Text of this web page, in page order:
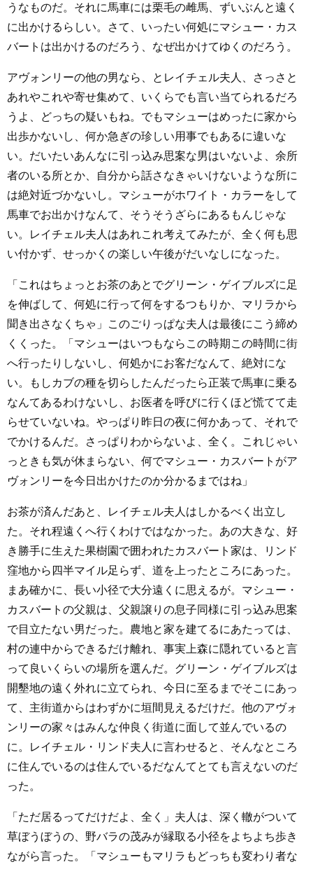
うなものだ。それに馬車には栗毛の雌馬、ずいぶんと遠く
に出かけるらしい。さて、いったい何処にマシュー・カス
バートは出かけるのだろう、なぜ出かけてゆくのだろう。
アヴォンリーの他の男なら、とレイチェル夫人、さっさと
あれやこれや寄せ集めて、いくらでも言い当てられるだろ
うよ、どっちの疑いもね。でもマシューはめったに家から
出歩かないし、何か急ぎの珍しい用事でもあるに違いな
い。だいたいあんなに引っ込み思案な男はいないよ、余所
者のいる所とか、自分から話さなきゃいけないような所に
は絶対近づかないし。マシューがホワイト・カラーをして
馬車でお出かけなんて、そうそうざらにあるもんじゃな
い。レイチェル夫人はあれこれ考えてみたが、全く何も思
い付かず、せっかくの楽しい午後がだいなしになった。
「これはちょっとお茶のあとでグリーン・ゲイブルズに足
を伸ばして、何処に行って何をするつもりか、マリラから
聞き出さなくちゃ」このごりっぱな夫人は最後にこう締め
くくった。「マシューはいつもならこの時期この時間に街
へ行ったりしないし、何処かにお客だなんて、絶対にな
い。もしカブの種を切らしたんだったら正装で馬車に乗る
なんてあるわけないし、お医者を呼びに行くほど慌てて走
らせていないね。やっぱり昨日の夜に何かあって、それで
でかけるんだ。さっぱりわからないよ、全く。これじゃい
っときも気が休まらない、何でマシュー・カスバートがア
ヴォンリーを今日出かけたのか分かるまではね」
お茶が済んだあと、レイチェル夫人はしかるべく出立し
た。それ程遠くへ行くわけではなかった。あの大きな、好
き勝手に生えた果樹園で囲われたカスバート家は、リンド
窪地から四半マイル足らず、道を上ったところにあった。
まあ確かに、長い小径で大分遠くに思えるが。マシュー・
カスバートの父親は、父親譲りの息子同様に引っ込み思案
で目立たない男だった。農地と家を建てるにあたっては、
村の連中からできるだけ離れ、事実上森に隠れていると言
って良いくらいの場所を選んだ。グリーン・ゲイブルズは
開墾地の遠く外れに立てられ、今日に至るまでそこにあっ
て、主街道からはわずかに垣間見えるだけだ。他のアヴォ
ンリーの家々はみんな仲良く街道に面して並んでいるの
に。レイチェル・リンド夫人に言わせると、そんなところ
に住んでいるのは住んでいるだなんてとても言えないのだ
った。
「ただ居るってだけだよ、全く」夫人は、深く轍がついて
草ぼうぼうの、野バラの茂みが縁取る小径をよちよち歩き
ながら言った。「マシューもマリラもどっちも変わり者な